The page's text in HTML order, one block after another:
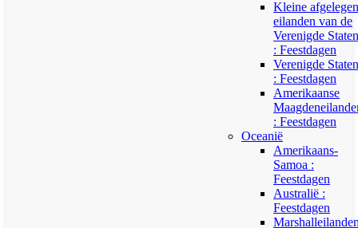
Kleine afgelegen
eilanden van de
Verenigde Staten
: Feestdagen
Verenigde Staten
: Feestdagen
Amerikaanse
: Feestdagen
Oceanië
Amerikaans-
Samoa :
Feestdagen
Australië :
Feestdagen